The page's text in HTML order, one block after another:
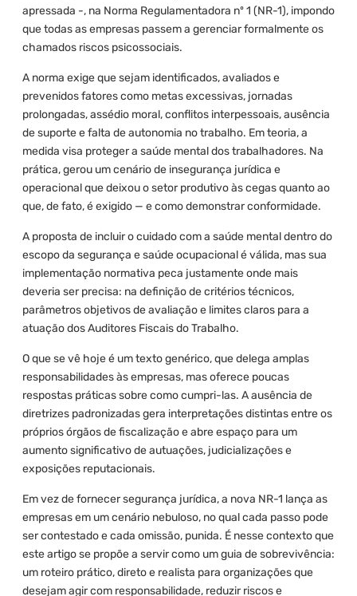
apressada -, na Norma Regulamentadora nº 1 (NR-1), impondo
que todas as empresas passem a gerenciar formalmente os
chamados riscos psicossociais.
A norma exige que sejam identificados, avaliados e
prevenidos fatores como metas excessivas, jornadas
prolongadas, assédio moral, conflitos interpessoais, ausência
de suporte e falta de autonomia no trabalho. Em teoria, a
medida visa proteger a saúde mental dos trabalhadores. Na
prática, gerou um cenário de insegurança jurídica e
operacional que deixou o setor produtivo às cegas quanto ao
que, de fato, é exigido — e como demonstrar conformidade.
A proposta de incluir o cuidado com a saúde mental dentro do
escopo da segurança e saúde ocupacional é válida, mas sua
implementação normativa peca justamente onde mais
deveria ser precisa: na definição de critérios técnicos,
parâmetros objetivos de avaliação e limites claros para a
atuação dos Auditores Fiscais do Trabalho.
O que se vê hoje é um texto genérico, que delega amplas
responsabilidades às empresas, mas oferece poucas
respostas práticas sobre como cumpri-las. A ausência de
diretrizes padronizadas gera interpretações distintas entre os
próprios órgãos de fiscalização e abre espaço para um
aumento significativo de autuações, judicializações e
exposições reputacionais.
Em vez de fornecer segurança jurídica, a nova NR-1 lança as
empresas em um cenário nebuloso, no qual cada passo pode
ser contestado e cada omissão, punida. É nesse contexto que
este artigo se propõe a servir como um guia de sobrevivência:
um roteiro prático, direto e realista para organizações que
desejam agir com responsabilidade, reduzir riscos e